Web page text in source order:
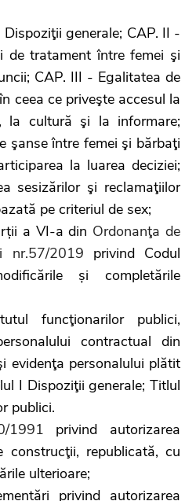
generale; CAP. II -
de tratament între femei şi
CAP. III - Egalitatea de
ceea ce priveşte accesul la
la cultură şi la informare;
şanse între femei şi bărbaţi
la luarea deciziei;
sesizărilor şi reclamaţiilor
pe criteriul de sex;
a VI-a din Ordonanţa de
nr.57/2019 privind Codul
și completările
funcţionarilor publici,
contractual din
evidenţa personalului plătit
I Dispoziţii generale; Titlul
publici.
1991 privind autorizarea
construcţii, republicată, cu
ulterioare;
privind autorizarea